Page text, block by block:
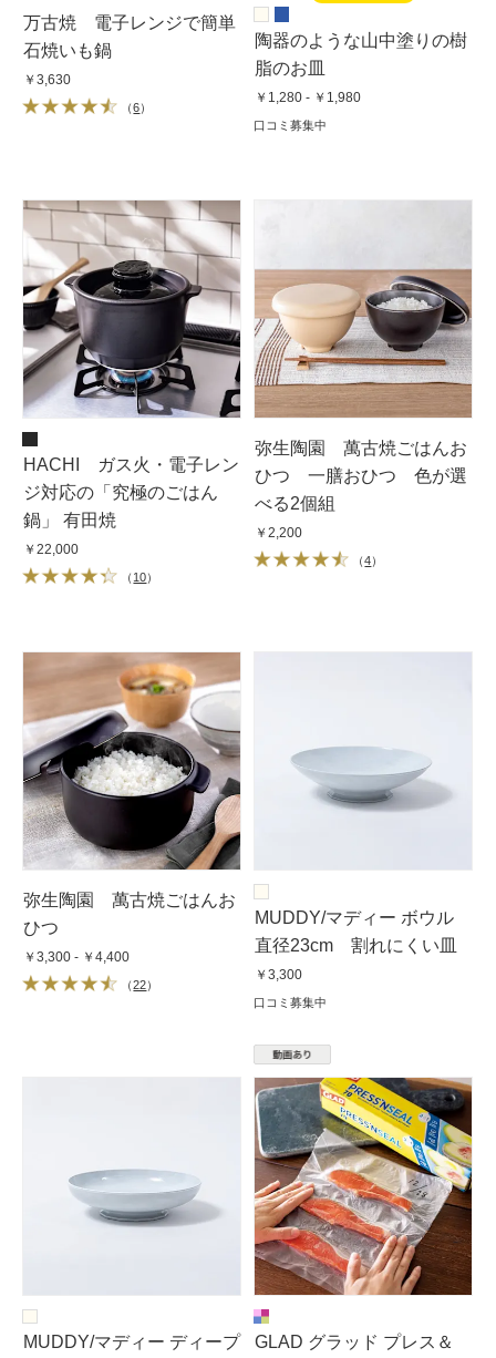
万古焼 電子レンジで簡単
石焼いも鍋
￥3,630
（6）
陶器のような山中塗りの樹
脂のお皿
￥1,280 - ￥1,980
口コミ募集中
HACHI ガス火・電子レン
ジ対応の「究極のごはん
鍋」 有田焼
￥22,000
（ 10）
弥生陶園 萬古焼ごはんお
ひつ 一膳おひつ 色が選
べる2個組
￥2,200
（4）
弥生陶園 萬古焼ごはんお
ひつ
￥3,300 - ￥4,400
（22）
MUDDY/マディー ボウル
直径23cm 割れにくい皿
￥3,300
口コミ募集中
MUDDY/マディー ディープ
GLAD グラッド プレス＆